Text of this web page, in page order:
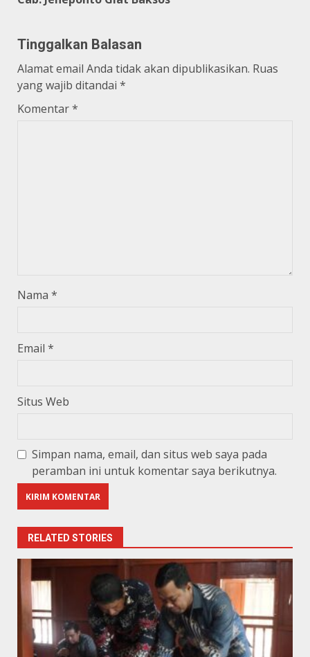
Tinggalkan Balasan
Alamat email Anda tidak akan dipublikasikan. Ruas
yang wajib ditandai *
Komentar*
Nama *
Email *
Situs Web
Simpan nama, email, dan situs web saya pada
peramban ini untuk komentar saya berikutnya.
RELATED STORIES